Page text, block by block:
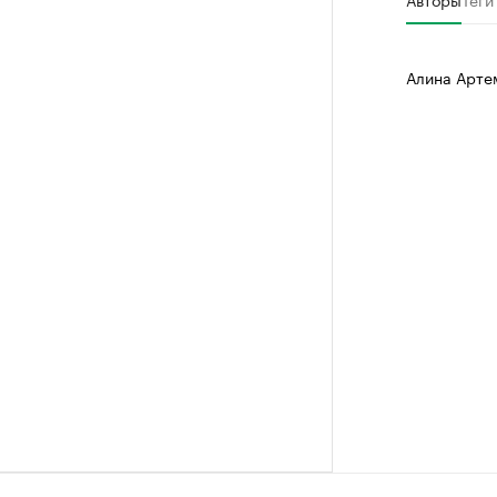
Алина